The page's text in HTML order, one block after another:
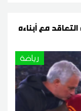
رياضة